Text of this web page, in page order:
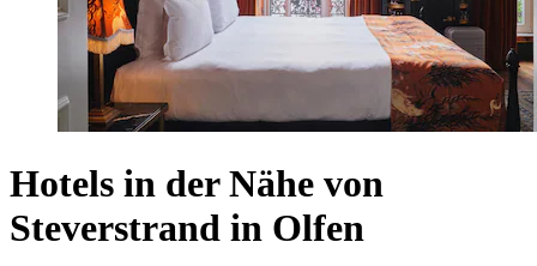
Hotels in der Nähe von
Steverstrand in Olfen